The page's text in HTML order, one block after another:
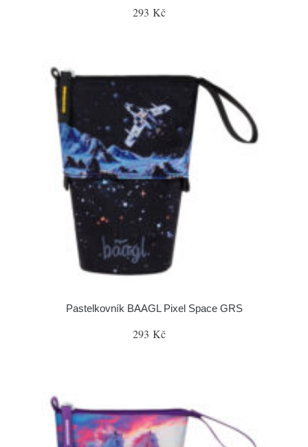
293 Kč
Pastelkovník BAAGL Pixel Space GRS
293 Kč